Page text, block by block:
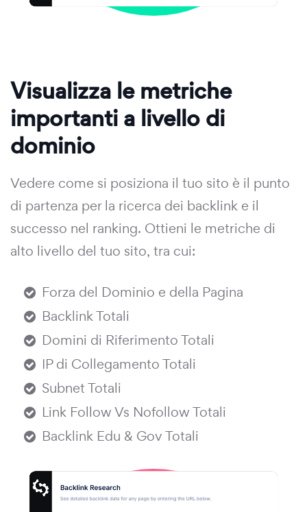
Visualizza le metriche
importanti a livello di
dominio
Vedere come si posiziona il tuo sito è il punto
di partenza per la ricerca dei backlink e il
successo nel ranking. Ottieni le metriche di
alto livello del tuo sito, tra cui:
Forza del Dominio e della Pagina
Backlink Totali
Domini di Riferimento Totali
IP di Collegamento Totali
Subnet Totali
Link Follow Vs Nofollow Totali
Backlink Edu & Gov Totali